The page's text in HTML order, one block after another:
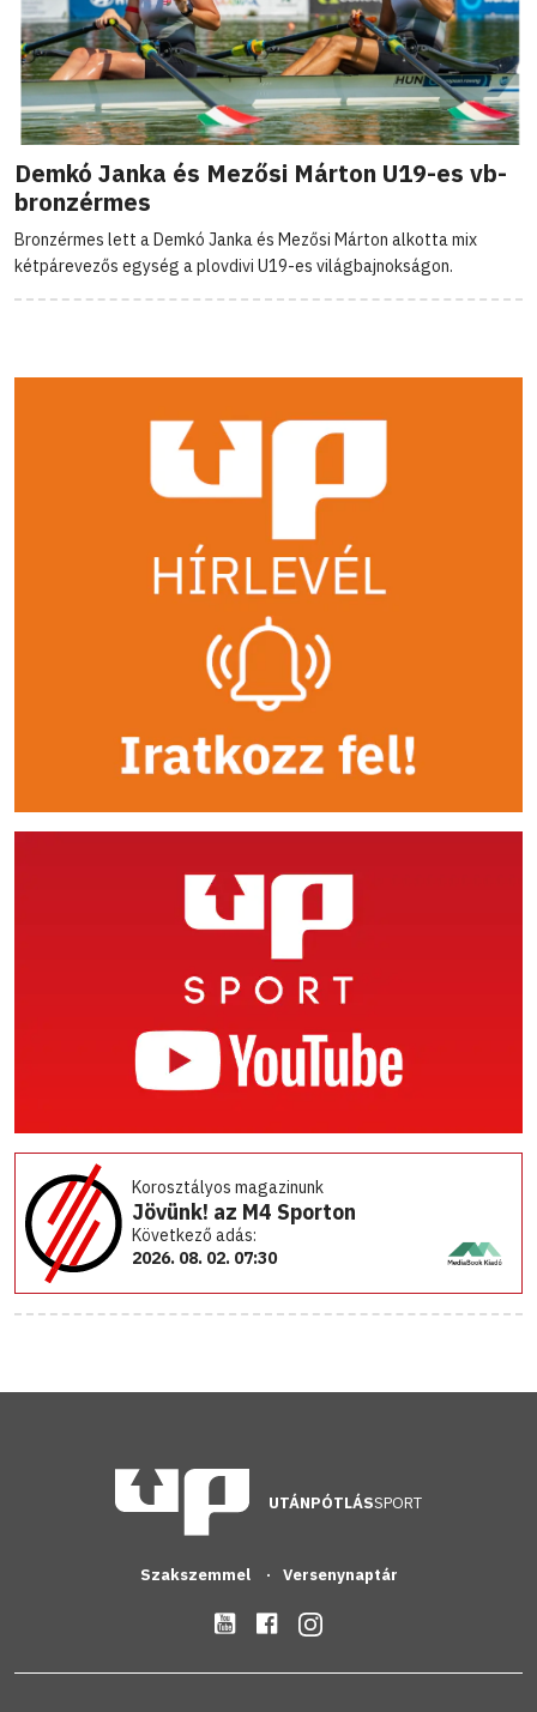
Demkó Janka és Mezősi Márton U19-es vb-
bronzérmes
Bronzérmes lett a Demkó Janka és Mezősi Márton alkotta mix
kétpárevezős egység a plovdivi U19-es világbajnokságon.
Korosztályos magazinunk
Jövünk! az M4 Sporton
Következő adás:
2026. 08. 02. 07:30
UTÁNPÓTLÁSSPORT
Szakszemmel Versenynaptár